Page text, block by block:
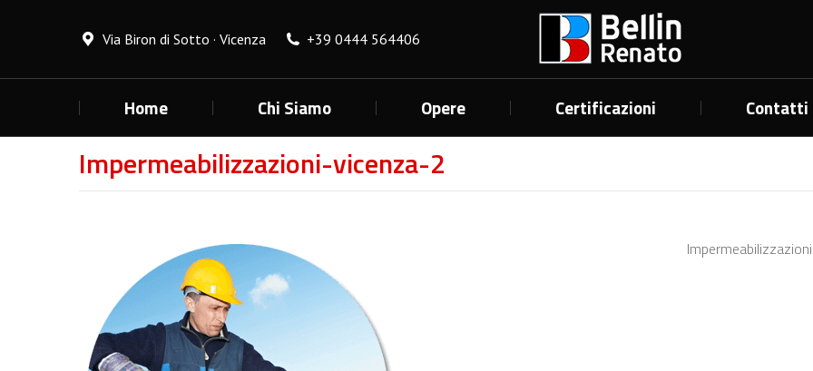
Via Biron di Sotto · Vicenza +39 0444 564406
Home Chi Siamo Opere Certificazioni Contatti
Impermeabilizzazioni-vicenza-2